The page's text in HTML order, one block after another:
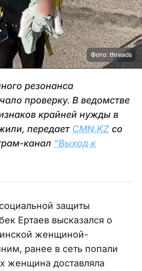
Фото: threads
резонанса
проверку. В ведомстве
крайней нужды в
передает CMN.KZ со
канал "Выход к
защиты
Ертаев высказался о
женщиной-
ранее в сеть попали
женщина доставляла